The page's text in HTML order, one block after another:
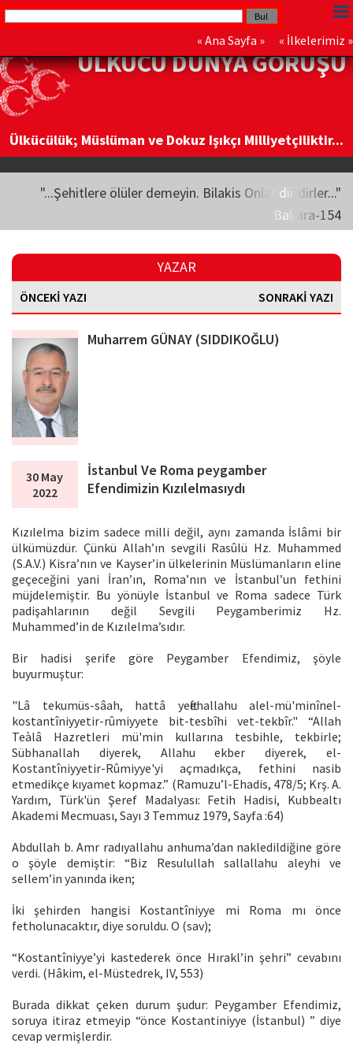
« Ana Sayfa » « İlkelerimiz »
ÜLKÜCÜ DÜNYA GÖRÜŞÜ
Ülkücülük; Müslüman ve Dokuz Işıkçı Milliyetçiliktir...
"...Şehitlere ölüler demeyin. Bilakis Onlar diridirler..."
Bakara-154
YAZAR
ÖNCEKİ YAZI SONRAKİ YAZI
Muharrem GÜNAY (SIDDIKOĞLU)
30 May
2022
İstanbul Ve Roma peygamber
Efendimizin Kızılelmasıydı
Kızılelma bizim sadece milli değil, aynı zamanda İslâmi bir
ülkümüzdür. Çünkü Allah’ın sevgili Rasûlü Hz. Muhammed
(S.A.V.) Kisra’nın ve Kayser’in ülkelerinin Müslümanların eline
geçeceğini yani İran’ın, Roma’nın ve İstanbul’un fethini
müjdelemiştir. Bu yönüyle İstanbul ve Roma sadece Türk
padişahlarının değil Sevgili Peygamberimiz Hz.
Muhammed’in de Kızılelma’sıdır.
Bir hadisi şerife göre Peygamber Efendimiz, şöyle
buyurmuştur:
"Lâ tekumüs-sâah, hattâ yeftehallahu alel-mü'minînel-
kostantîniyyetir-rûmiyyete bit-tesbîhi vet-tekbîr." “Allah
Teàlâ Hazretleri mü'min kullarına tesbihle, tekbirle;
Sübhanallah diyerek, Allahu ekber diyerek, el-
Kostantîniyyetir-Rûmiyye'yi açmadıkça, fethini nasib
etmedikçe kıyamet kopmaz.” (Ramuzu’l-Ehadis, 478/5; Krş. A.
Yardım, Türk'ün Şeref Madalyası: Fetih Hadisi, Kubbealtı
Akademi Mecmuası, Sayı 3 Temmuz 1979, Sayfa :64)
Abdullah b. Amr radıyallahu anhuma’dan nakledildiğine göre
o şöyle demiştir: “Biz Resulullah sallallahu aleyhi ve
sellem’in yanında iken;
İki şehirden hangisi Kostantîniyye mi Roma mı önce
fetholunacaktır, diye soruldu. O (sav);
“Kostantîniyye’yi kastederek önce Hırakl’in şehri” cevabını
verdi. (Hâkim, el-Müstedrek, IV, 553)
Burada dikkat çeken durum şudur: Peygamber Efendimiz,
soruya itiraz etmeyip “önce Kostantiniyye (İstanbul) ” diye
cevap vermişlerdir.